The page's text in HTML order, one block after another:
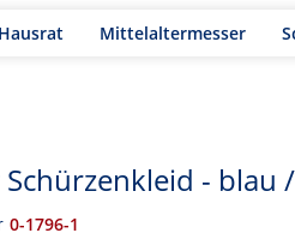
Mittelaltermesser
- blau
0-1796-1